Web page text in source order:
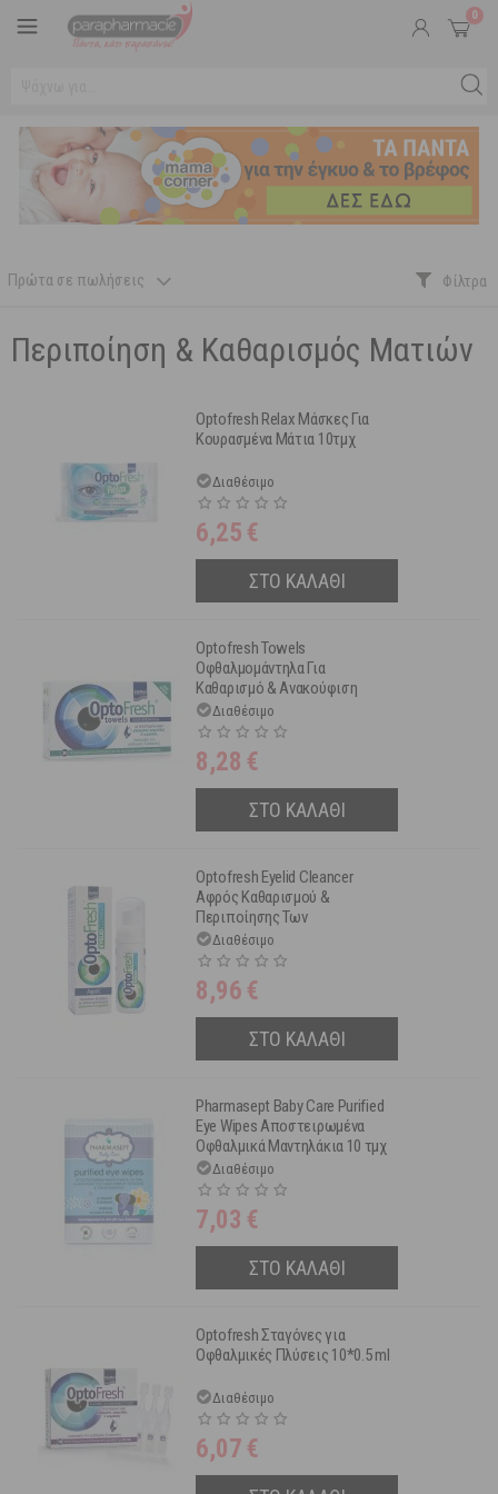
0
Πρώτα σε πωλήσεις
Περιποίηση & Καθαρισμός Ματιών
Optofresh Relax Μάσκες Για
Κουρασμένα Μάτια 10τμχ
Διαθέσιμο
6,25 €
ΣΤΟ ΚΑΛΑΘΙ
Optofresh Towels
Οφθαλμομάντηλα Για
Καθαρισμό & Ανακούφιση
Ερεθισμένων Βλεφάρων 20τμχ
Διαθέσιμο
8,28 €
ΣΤΟ ΚΑΛΑΘΙ
Optofresh Eyelid Cleancer
Αφρός Καθαρισμού &
Περιποίησης Των
Ερεθισμένων Βλεφάρων 50ml
Διαθέσιμο
8,96 €
ΣΤΟ ΚΑΛΑΘΙ
Pharmasept Baby Care Purified
Eye Wipes Αποστειρωμένα
Οφθαλμικά Μαντηλάκια 10 τμχ
Διαθέσιμο
7,03 €
ΣΤΟ ΚΑΛΑΘΙ
Optofresh Σταγόνες για
Οφθαλμικές Πλύσεις 10*0.5 ml
Διαθέσιμο
6,07 €